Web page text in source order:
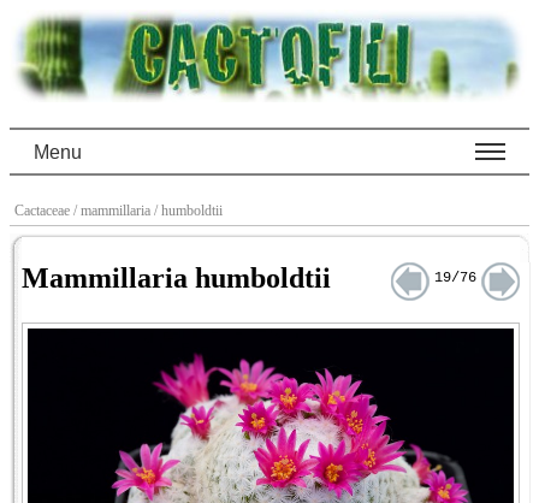
Menu
Cactaceae / mammillaria / humboldtii
Mammillaria humboldtii 19/76